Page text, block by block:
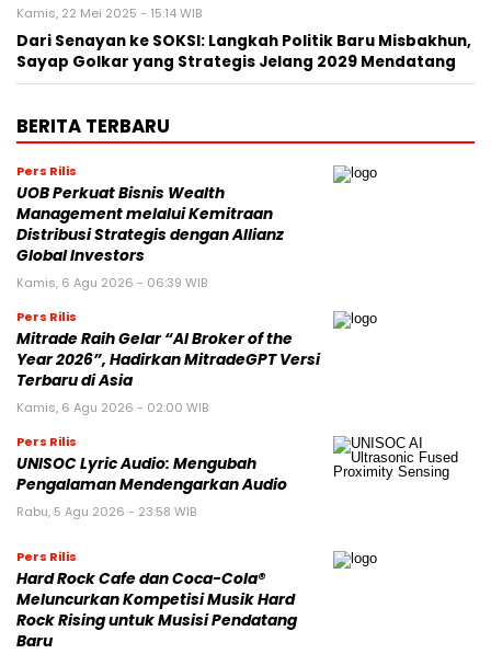
Kamis, 22 Mei 2025 - 15:14 WIB
Dari Senayan ke SOKSI: Langkah Politik Baru Misbakhun,
Sayap Golkar yang Strategis Jelang 2029 Mendatang
BERITA TERBARU
Pers Rilis
UOB Perkuat Bisnis Wealth
Management melalui Kemitraan
Distribusi Strategis dengan Allianz
Global Investors
Kamis, 6 Agu 2026 - 06:39 WIB
Pers Rilis
Mitrade Raih Gelar “AI Broker of the
Year 2026”, Hadirkan MitradeGPT Versi
Terbaru di Asia
Kamis, 6 Agu 2026 - 02:00 WIB
Pers Rilis
UNISOC Lyric Audio: Mengubah
Pengalaman Mendengarkan Audio
Rabu, 5 Agu 2026 - 23:58 WIB
Pers Rilis
Hard Rock Cafe dan Coca-Cola®
Meluncurkan Kompetisi Musik Hard
Rock Rising untuk Musisi Pendatang
Baru